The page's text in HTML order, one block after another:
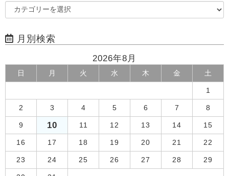
月別検索
2026年8月
日 月 火 水 木 金 土
1
2 3 4 5 6 7 8
9 10 11 12 13 14 15
16 17 18 19 20 21 22
23 24 25 26 27 28 29